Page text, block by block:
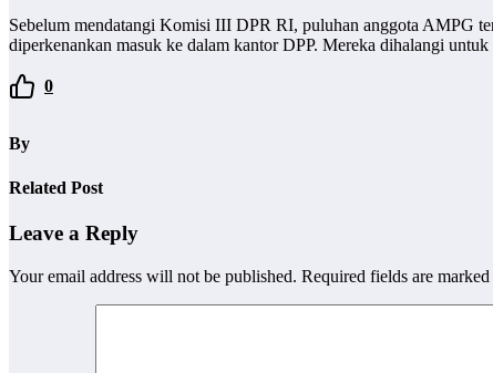
Sebelum mendatangi Komisi III DPR RI, puluhan anggota AMPG
diperkenankan masuk ke dalam kantor DPP. Mereka dihalangi
0
By
Related Post
Leave a Reply
Your email address will not be published. Required fields are marked